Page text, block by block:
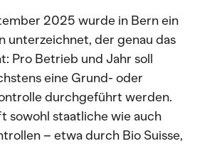
2025 wurde in Bern ein
unterzeichnet, der genau das
Pro Betrieb und Jahr soll
eine Grund- oder
durchgeführt werden.
sowohl staatliche wie auch
– etwa durch Bio Suisse,